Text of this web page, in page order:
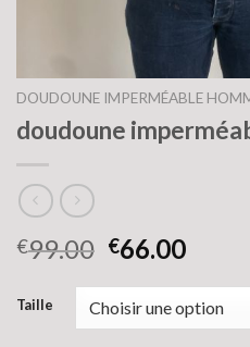
DOUDOUNE IMPERMÉABLE
doudoune
€99.00 €66.00
Taille